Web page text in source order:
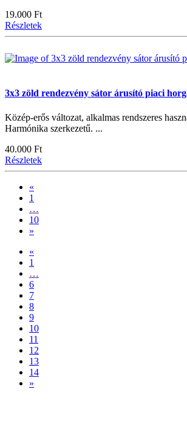
19.000 Ft
Részletek
3x3 zöld rendezvény sátor árusító piaci
Közép-erős változat, alkalmas rendszeres
Harmónika szerkezetű. ...
40.000 Ft
Részletek
«
1
…
10
»
«
1
…
6
7
8
9
10
11
12
13
14
»